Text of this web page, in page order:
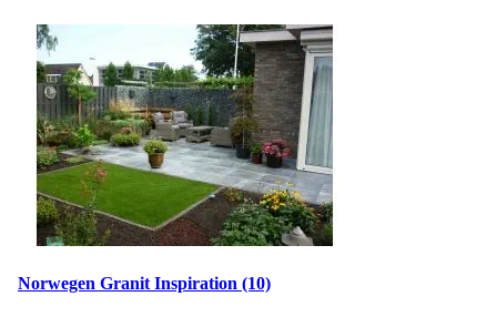
Norwegen Granit Inspiration (10)